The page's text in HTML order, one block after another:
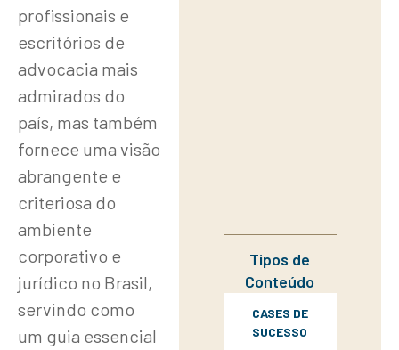
profissionais e
escritórios de
advocacia mais
admirados do
país, mas também
fornece uma visão
abrangente e
criteriosa do
ambiente
corporativo e
jurídico no Brasil,
servindo como
um guia essencial
Tipos de
Conteúdo
CASES DE
SUCESSO